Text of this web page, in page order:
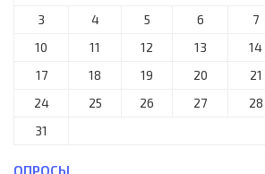
3
4 5 6 7
10
11 12 13 14
17
18 19 20 21
24
25 26 27 28
31
ОПРОСЫ